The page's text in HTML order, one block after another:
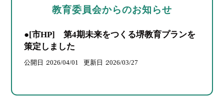
教育委員会からのお知らせ
●[市HP] 第4期未来をつくる堺教育プランを
策定しました
公開日 2026/04/01 更新日 2026/03/27